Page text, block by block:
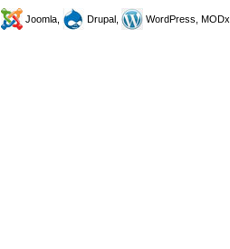
Joomla, Drupal, WordPress, MODx.